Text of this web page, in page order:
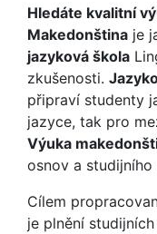
Hledáte kvalitní
Makedonština je
jazyková škola
zkušenosti.
připraví studenty
jazyce, tak pro
Výuka
osnov a studijního
Cílem
je plnění